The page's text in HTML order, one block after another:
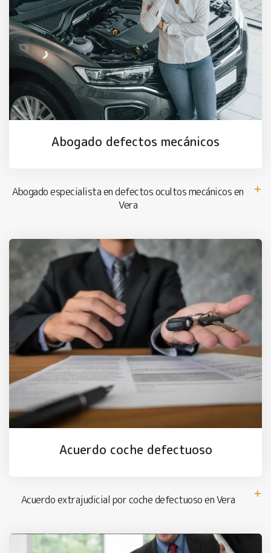
Abogado defectos mecánicos
Abogado especialista en defectos ocultos mecánicos en
Vera
Acuerdo coche defectuoso
Acuerdo extrajudicial por coche defectuoso en Vera